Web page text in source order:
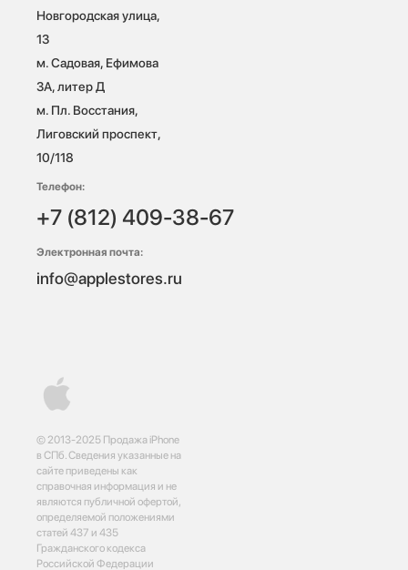
© 2013-2025 Продажа iPhone
в СПб. Сведения указанные на
сайте приведены как
справочная информация и не
являются публичной офертой,
определяемой положениями
статей 437 и 435
Гражданского кодекса
Российской Федерации
Новгородская улица,
13
м. Садовая, Ефимова
3А, литер Д
м. Пл. Восстания,
Лиговский проспект,
10/118
Телефон:
+7 (812) 409-38-67
Электронная почта:
info@applestores.ru